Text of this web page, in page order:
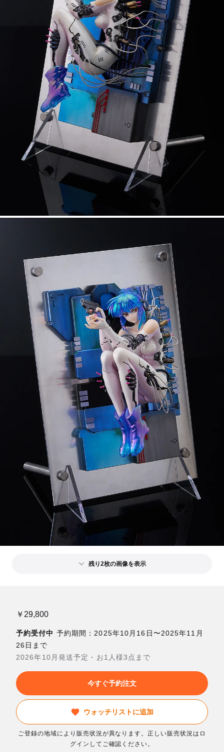
残り2枚の画像を表示
￥29,800
予約受付中 予約期間：2025年10月16日〜2025年11月
26日まで
2026年10月発送予定・お1人様3点まで
今すぐ予約注文
ウォッチリストに追加
ご登録の地域により販売状況が異なります。正しい販売状況はロ
グインしてご確認ください。